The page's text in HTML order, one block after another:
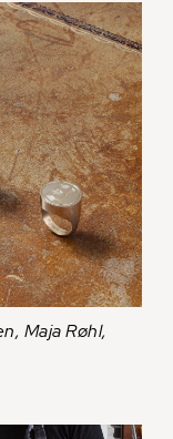
Maja Røhl,